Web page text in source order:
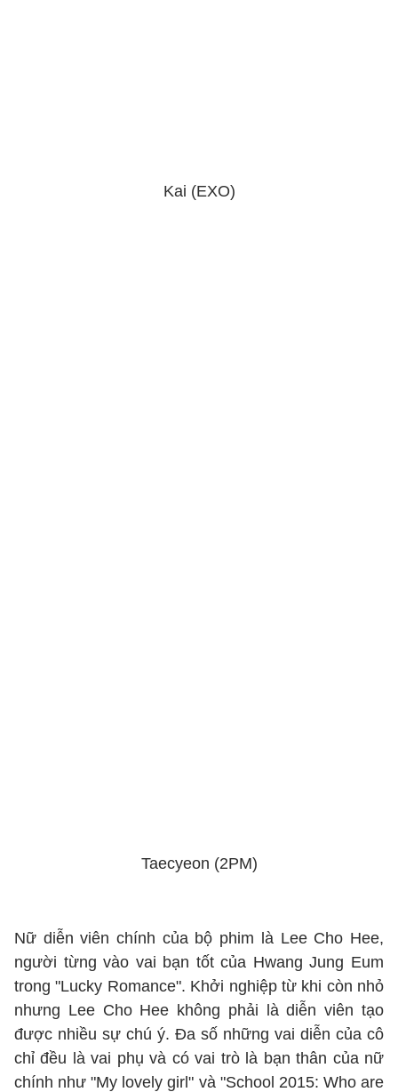
Kai (EXO)
Taecyeon (2PM)
Nữ diễn viên chính của bộ phim là Lee Cho Hee,
người từng vào vai bạn tốt của Hwang Jung Eum
trong "Lucky Romance". Khởi nghiệp từ khi còn nhỏ
nhưng Lee Cho Hee không phải là diễn viên tạo
được nhiều sự chú ý. Đa số những vai diễn của cô
chỉ đều là vai phụ và có vai trò là bạn thân của nữ
chính như "My lovely girl" và "School 2015: Who are